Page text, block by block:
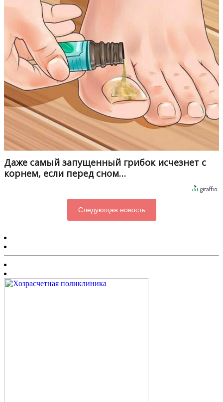
Даже самый запущенный грибок исчезнет с
корнем, если перед сном…
Следующая новость